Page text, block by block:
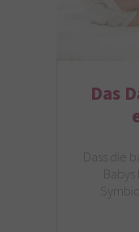
Das
Dass die
Babys